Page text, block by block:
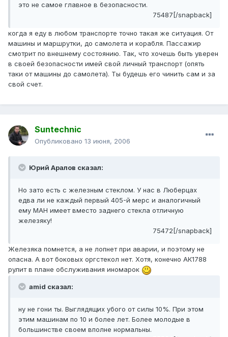
это не самое главное в безопасности.
75487[/snapback]
когда я еду в любом транспорте точно такая же ситуация. От
машины и маршрутки, до самолета и корабля. Пассажир
смотрит по внешнему состоянию. Так, что хочешь быть уверен
в своей безопасности имей свой личный транспорт (опять
таки от машины до самолета). Ты будешь его чинить сам и за
свой счет.
Suntechnic
Опубликовано 13 июня, 2006
Юрий Аралов сказал:
Но зато есть с железным стеклом. У нас в Люберцах
едва ли не каждый первый 405-й мерс и аналогичный
ему МАН имеет вместо заднего стекла отличную
железяку!
75472[/snapback]
Железяка помнется, а не лопнет при аварии, и поэтому не
опасна. А вот боковых оргстекол нет. Хотя, конечно АК1788
рулит в плане обслуживания иномарок
amid сказал:
ну не гони ты. Выглядящих убого от силы 10%. При этом
этим машинам по 10 и более лет. Более молодые в
большинстве своем вполне нормальны.